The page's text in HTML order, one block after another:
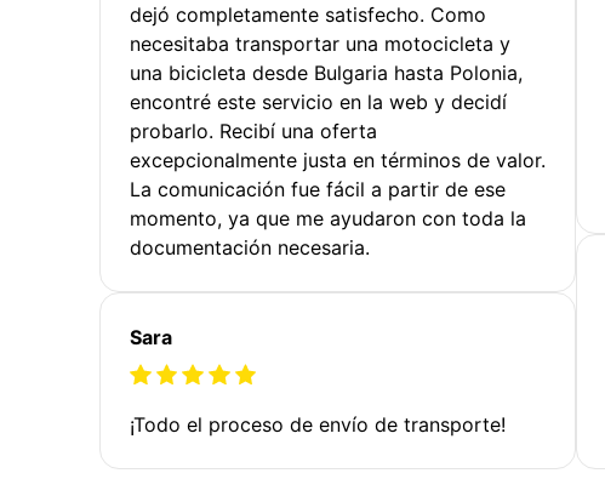
dejó completamente satisfecho. Como
necesitaba transportar una motocicleta y
una bicicleta desde Bulgaria hasta Polonia,
encontré este servicio en la web y decidí
probarlo. Recibí una oferta
excepcionalmente justa en términos de valor.
La comunicación fue fácil a partir de ese
momento, ya que me ayudaron con toda la
documentación necesaria.
Sara
¡Todo el proceso de envío de transporte!